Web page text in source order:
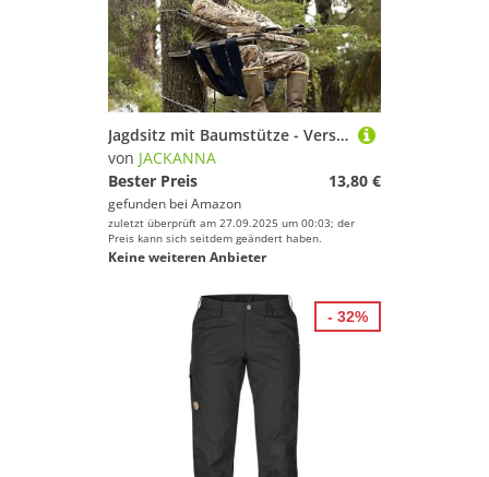
Jagdsitz mit Baumstütze - Verstellbarer Kletterersitz mit atmungsaktiven Schnallen, weichem Netzgewebe und Nylongurten für Jagdbaumhalterungen (schwarz 02)
von JACKANNA
Bester Preis
13,80 €
gefunden bei Amazon
zuletzt überprüft am 27.09.2025 um 00:03; der
Preis kann sich seitdem geändert haben.
Keine weiteren Anbieter
- 32%